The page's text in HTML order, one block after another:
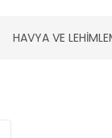
HAVYA VE